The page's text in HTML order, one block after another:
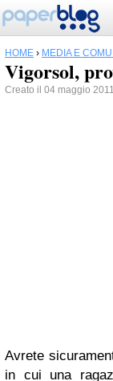
HOME › MEDIA E
Vigorsol,
Creato il 04 maggio
Avrete
in cui una